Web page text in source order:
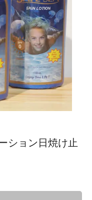
ション日焼け止